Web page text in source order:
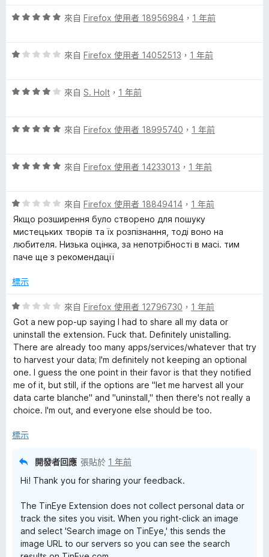
分
分
評
分
分
來自 Firefox 使用者 18956984 ， 1 年前
評
分
分
來自 Firefox 使用者 14052513 ， 1 年前
評
分
分
來自 S. Holt ， 1 年前
評
分
分
5
分
來自 Firefox 使用者 18995740 ， 1 年前
評
分
，
滿
分
5
來自 Firefox 使用者 14233013 ， 1 年前
評
價
1
分
，
分
分
來自 Firefox 使用者 18849414 ， 1 年前
Якщо розширення було створено для пошуку
мистецьких творів та їх розпізнання, тоді воно на
любителя. Низька оцінка, за непотрібності в масі. тим
паче ще з рекомендації
標示
評
價
1
分
，
滿
分
5
分
來自 Firefox 使用者 12796730 ， 1 年前
Got a new pop-up saying I had to share all my data or
uninstall the extension. Fuck that. Definitely unistalling.
There are already too many apps/services/whatever that try
to harvest your data; I'm definitely not keeping an optional
one. I guess the one point in their favor is that they notified
me of it, but still, if the options are "let me harvest all your
data carte blanche" and "uninstall," then there's not really a
choice. I'm out, and everyone else should be too.
標示
開發者回應 張貼於 1 年前
Hi! Thank you for sharing your feedback.
The TinEye Extension does not collect personal data or
track the sites you visit. When you right-click an image
and select 'Search image on TinEye,' this sends the
image URL to our servers so you can see the search